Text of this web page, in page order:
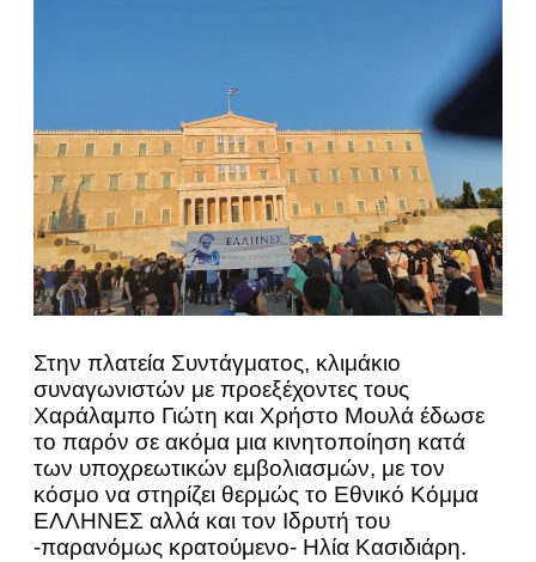
Στην πλατεία Συντάγματος, κλιμάκιο
συναγωνιστών με προεξέχοντες τους
Χαράλαμπο Γιώτη και Χρήστο Μουλά έδωσε
το παρόν σε ακόμα μια κινητοποίηση κατά
των υποχρεωτικών εμβολιασμών, με τον
κόσμο να στηρίζει θερμώς το Εθνικό Κόμμα
EΛΛΗΝΕΣ αλλά και τον Ιδρυτή του
-παρανόμως κρατούμενο- Ηλία Κασιδιάρη.